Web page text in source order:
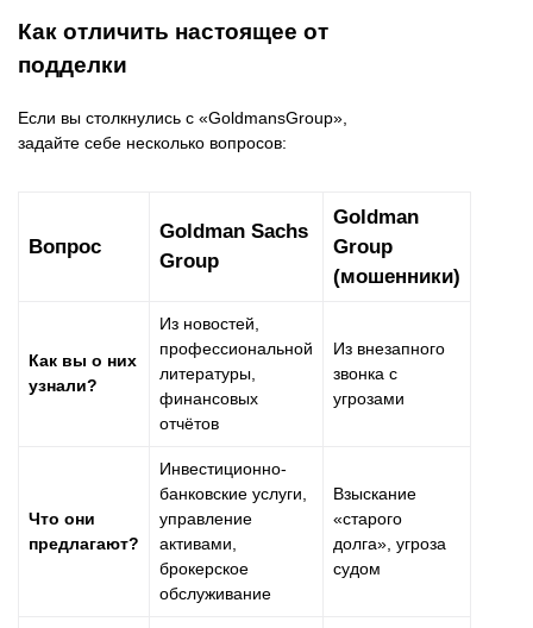
Как отличить настоящее от
подделки
Если вы столкнулись с «GoldmansGroup»,
задайте себе несколько вопросов:
Вопрос
Goldman Sachs
Group
Goldman
Group
(мошенники)
Как вы о них
узнали?
Из новостей,
профессиональной
литературы,
финансовых
отчётов
Из внезапного
звонка с
угрозами
Что они
предлагают?
Инвестиционно-
банковские услуги,
управление
активами,
брокерское
обслуживание
Взыскание
«старого
долга», угроза
судом